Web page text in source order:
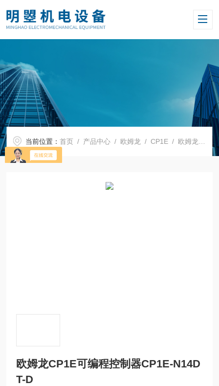
当前位置：首页 / 产品中心 / 欧姆龙 /CP1E / 欧姆龙CP1E可编程控制器CP1E-N14DT-D
欧姆龙CP1E可编程控制器CP1E-N14D
T-D